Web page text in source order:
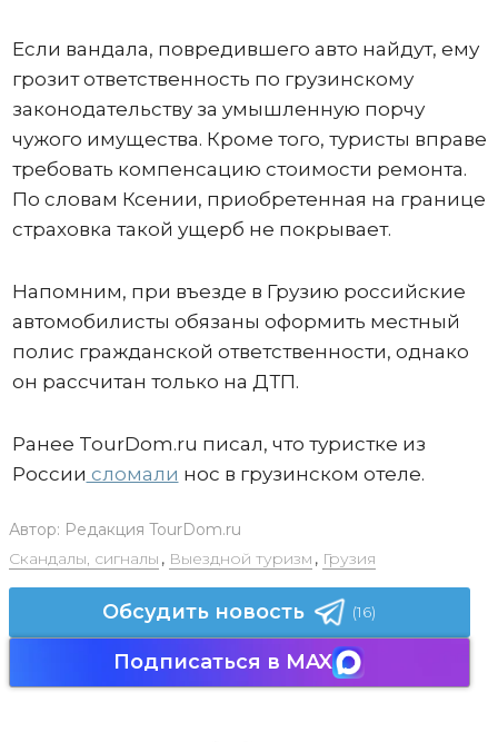
Если вандала, повредившего авто найдут, ему
грозит ответственность по грузинскому
законодательству за умышленную порчу
чужого имущества. Кроме того, туристы вправе
требовать компенсацию стоимости ремонта.
По словам Ксении, приобретенная на границе
страховка такой ущерб не покрывает.
Напомним, при въезде в Грузию российские
автомобилисты обязаны оформить местный
полис гражданской ответственности, однако
он рассчитан только на ДТП.
Ранее TourDom.ru писал, что туристке из
России сломали нос в грузинском отеле.
Автор: Редакция TourDom.ru
Скандалы, сигналы , Выездной туризм , Грузия
Обсудить новость (16)
Подписаться в MAX